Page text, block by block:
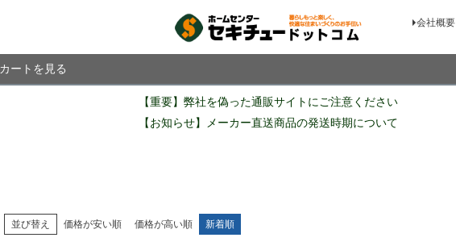
会社概要
カートを見る
【重要】弊社を偽った通販サイトにご注意ください
【お知らせ】メーカー直送商品の発送時期について
並び替え 価格が安い順 価格が高い順 新着順